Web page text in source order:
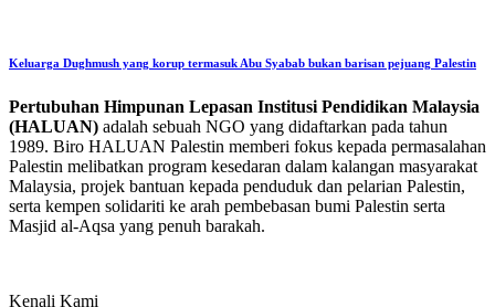
Keluarga Dughmush yang korup termasuk Abu Syabab bukan barisan pejuang Palestin
Pertubuhan Himpunan Lepasan Institusi Pendidikan Malaysia
(HALUAN) adalah sebuah NGO yang didaftarkan pada tahun
1989. Biro HALUAN Palestin memberi fokus kepada permasalahan
Palestin melibatkan program kesedaran dalam kalangan masyarakat
Malaysia, projek bantuan kepada penduduk dan pelarian Palestin,
serta kempen solidariti ke arah pembebasan bumi Palestin serta
Masjid al-Aqsa yang penuh barakah.
Kenali Kami